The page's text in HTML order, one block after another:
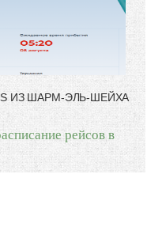
ИЗ ШАРМ-ЭЛЬ-ШЕЙХА
рейсов в